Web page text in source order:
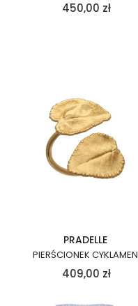
450,00 zł
PRADELLE
PIERŚCIONEK CYKLAMEN
409,00 zł